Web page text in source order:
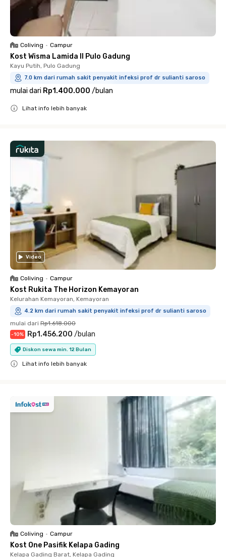
Coliving • Campur
Kost Wisma Lamida II Pulo Gadung
Kayu Putih, Pulo Gadung
7.0 km dari rumah sakit penyakit infeksi prof dr sulianti saroso
mulai dari Rp1.400.000 /bulan
Lihat info lebih banyak
Video
Coliving • Campur
Kost Rukita The Horizon Kemayoran
Kelurahan Kemayoran, Kemayoran
4.2 km dari rumah sakit penyakit infeksi prof dr sulianti saroso
mulai dari Rp1.618.000
-10% Rp1.456.200 /bulan
Diskon sewa min. 12 Bulan
Lihat info lebih banyak
Coliving • Campur
Kost One Pasifik Kelapa Gading
Kelapa Gading Barat, Kelapa Gading